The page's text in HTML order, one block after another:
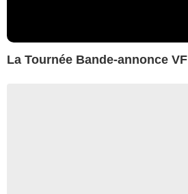
La Tournée Bande-annonce VF